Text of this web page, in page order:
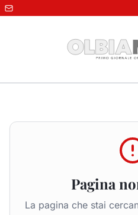
Pagina
La pagina che stai